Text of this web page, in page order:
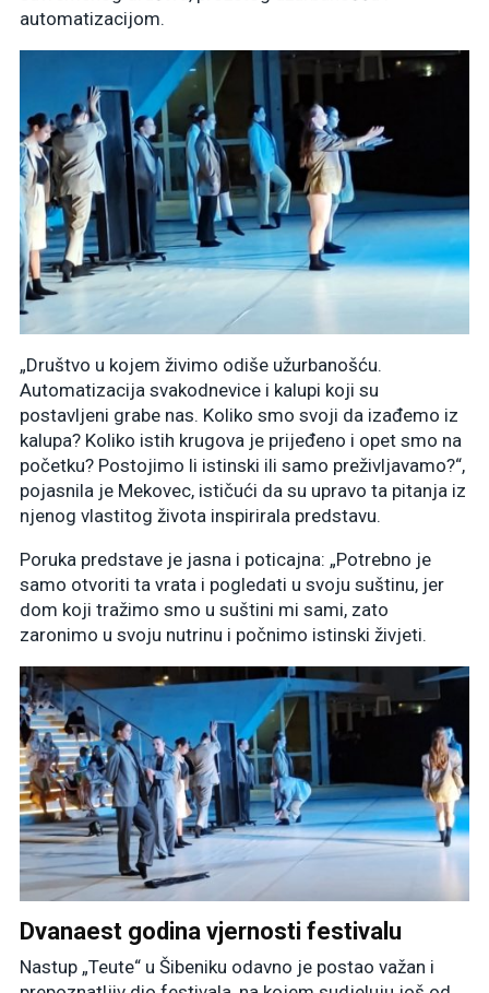
automatizacijom.
„Društvo u kojem živimo odiše užurbanošću.
Automatizacija svakodnevice i kalupi koji su
postavljeni grabe nas. Koliko smo svoji da izađemo iz
kalupa? Koliko istih krugova je prijeđeno i opet smo na
početku? Postojimo li istinski ili samo preživljavamo?“,
pojasnila je Mekovec, ističući da su upravo ta pitanja iz
njenog vlastitog života inspirirala predstavu.
Poruka predstave je jasna i poticajna: „Potrebno je
samo otvoriti ta vrata i pogledati u svoju suštinu, jer
dom koji tražimo smo u suštini mi sami, zato
zaronimo u svoju nutrinu i počnimo istinski živjeti.
Dvanaest godina vjernosti festivalu
Nastup „Teute“ u Šibeniku odavno je postao važan i